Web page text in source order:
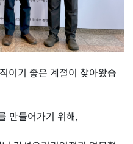
이기 좋은 계절이 찾아왔습
만들어가기 위해,